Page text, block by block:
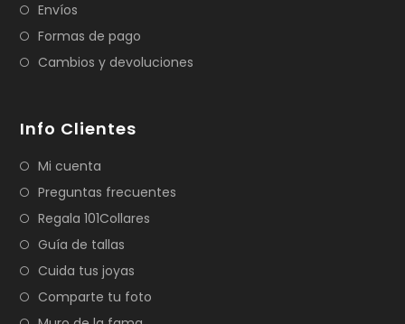
Envíos
Formas de pago
Cambios y devoluciones
Info Clientes
Mi cuenta
Preguntas frecuentes
Regala 101Collares
Guía de tallas
Cuida tus joyas
Comparte tu foto